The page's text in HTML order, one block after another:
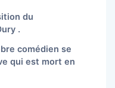
du
.
comédien se
qui est mort en